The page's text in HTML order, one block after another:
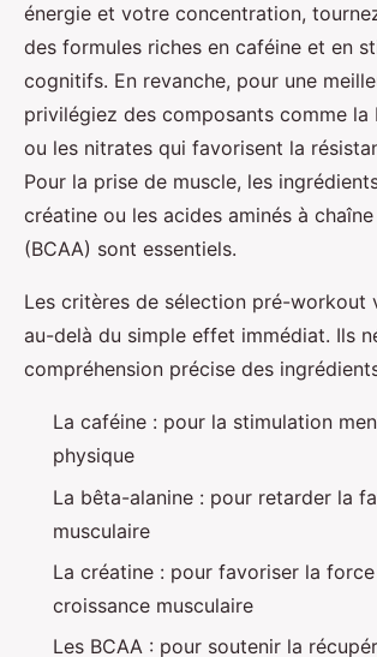
énergie et votre concentration,
des formules riches en caféine et en
cognitifs. En revanche, pour une
privilégiez des composants comme la
ou les nitrates qui favorisent la
Pour la prise de muscle, les
créatine ou les acides aminés à
(BCAA) sont essentiels.
Les critères de sélection pré-workout
au-delà du simple effet immédiat. Ils
compréhension précise des
La caféine : pour la stimulation
physique
La bêta-alanine : pour retarder la
musculaire
La créatine : pour favoriser la
croissance musculaire
Les BCAA : pour soutenir la